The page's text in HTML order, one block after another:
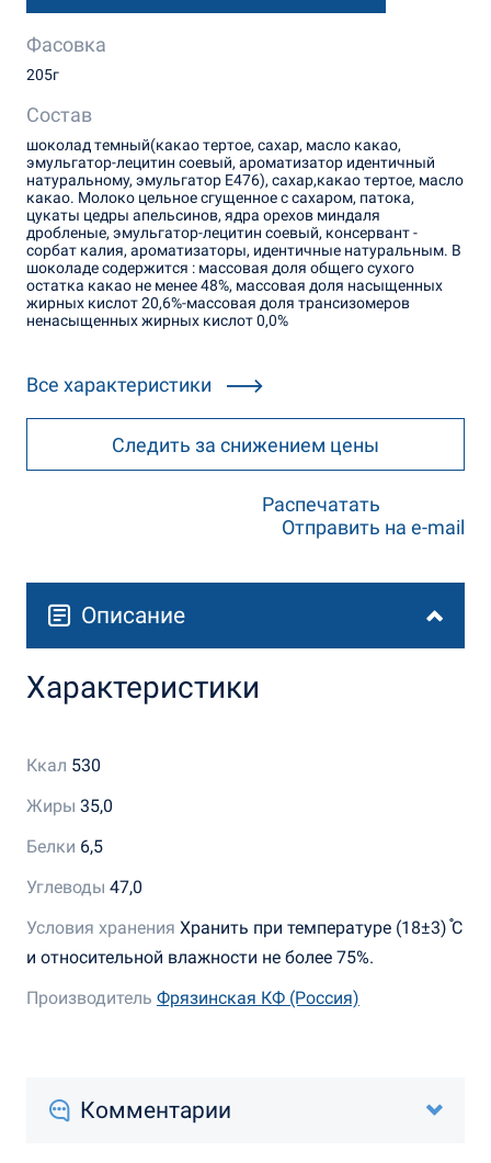
Фасовка
205г
Состав
шоколад темный(какао тертое, сахар, масло какао,
эмульгатор-лецитин соевый, ароматизатор идентичный
натуральному, эмульгатор Е476), сахар,какао тертое, масло
какао. Молоко цельное сгущенное с сахаром, патока,
цукаты цедры апельсинов, ядра орехов миндаля
дробленые, эмульгатор-лецитин соевый, консервант -
сорбат калия, ароматизаторы, идентичные натуральным. В
шоколаде содержится : массовая доля общего сухого
остатка какао не менее 48%, массовая доля насыщенных
жирных кислот 20,6%-массовая доля трансизомеров
ненасыщенных жирных кислот 0,0%
Все характеристики
Следить за снижением цены
Распечатать
Отправить на e-mail
Описание
Характеристики
Ккал 530
Жиры 35,0
Белки 6,5
Углеводы 47,0
Условия хранения Хранить при температуре (18±3) ֯С
и относительной влажности не более 75%.
Производитель Фрязинская КФ (Россия)
Комментарии